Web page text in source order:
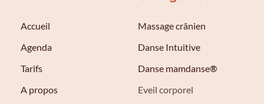
Accueil
Agenda
Tarifs
A propos
Massage crânien
Danse Intuitive
Danse mamdanse®
Eveil corporel